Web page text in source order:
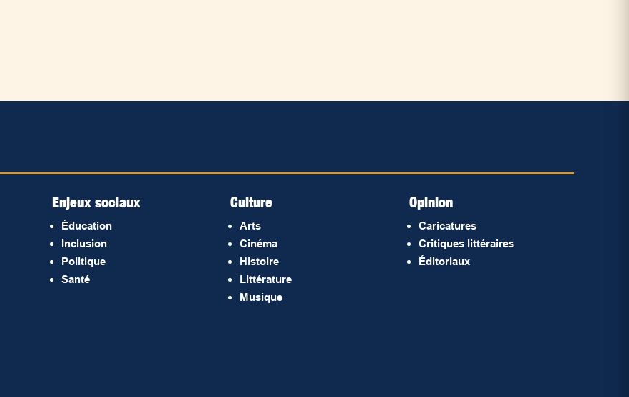
Enjeux sociaux
Éducation
Inclusion
Politique
Santé
Culture
Arts
Cinéma
Histoire
Littérature
Musique
Opinion
Caricatures
Critiques littéraires
Éditoriaux